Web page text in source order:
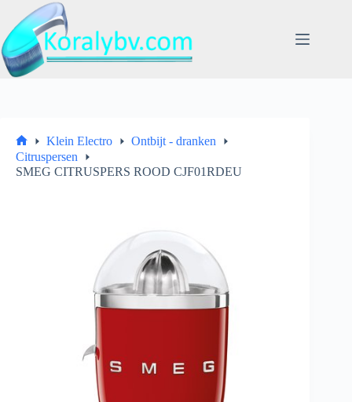
naar
de
inhoud
Home
Klein Electro
Ontbijt - dranken
Citruspersen
SMEG CITRUSPERS ROOD CJF01RDEU